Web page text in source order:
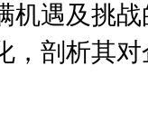
机遇及挑
，剖析其